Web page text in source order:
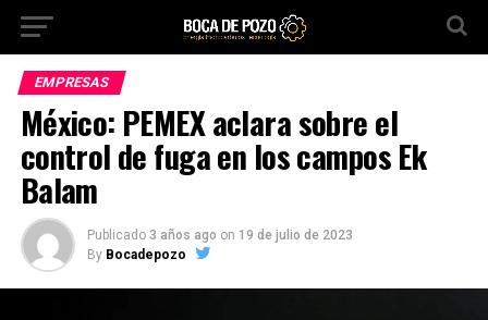
EMPRESAS
México: PEMEX aclara sobre el
control de fuga en los campos Ek
Balam
Publicado 3 años ago on 19 de julio de 2023
By Bocadepozo